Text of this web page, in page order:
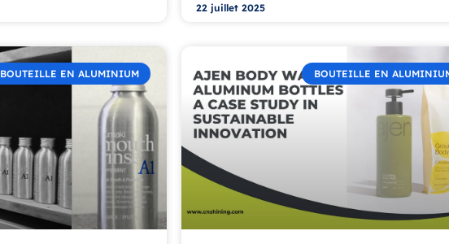
22 juillet 2025
BOUTEILLE EN ALUMINIUM BOUTEILLE EN